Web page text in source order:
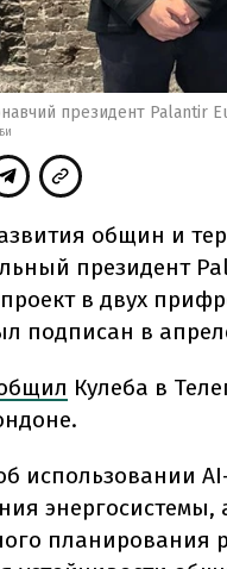
президент Palantir
общин и
президент
в двух
подписан в
Кулеба в
использовании
планирования